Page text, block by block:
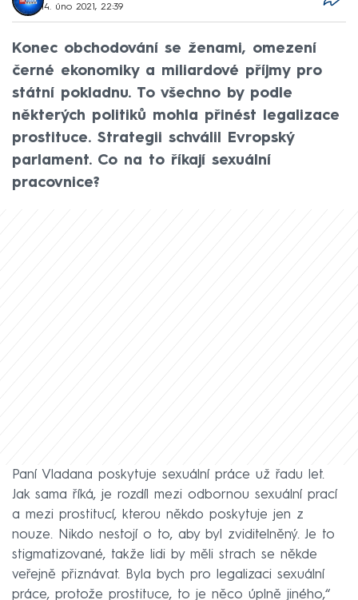
14. úno 2021, 22:39
Konec obchodování se ženami, omezení
černé ekonomiky a miliardové příjmy pro
státní pokladnu. To všechno by podle
některých politiků mohla přinést legalizace
prostituce. Strategii schválil Evropský
parlament. Co na to říkají sexuální
pracovnice?
Paní Vladana poskytuje sexuální práce už řadu let.
Jak sama říká, je rozdíl mezi odbornou sexuální prací
a mezi prostitucí, kterou někdo poskytuje jen z
nouze. Nikdo nestojí o to, aby byl zviditelněný. Je to
stigmatizované, takže lidi by měli strach se někde
veřejně přiznávat. Byla bych pro legalizaci sexuální
práce, protože prostituce, to je něco úplně jiného,“